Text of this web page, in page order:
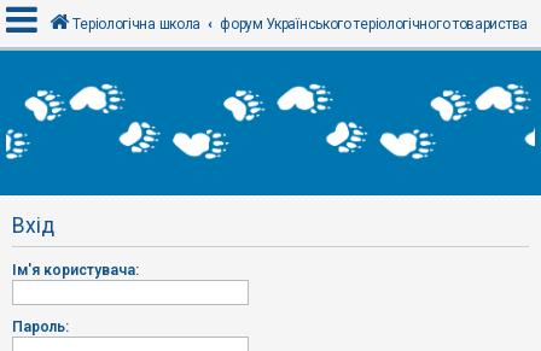
х
і
Р
є
т
р
а
Теріологічна школа форум Українського теріологічного товариства
Вхід
Ім'я користувача:
Пароль: